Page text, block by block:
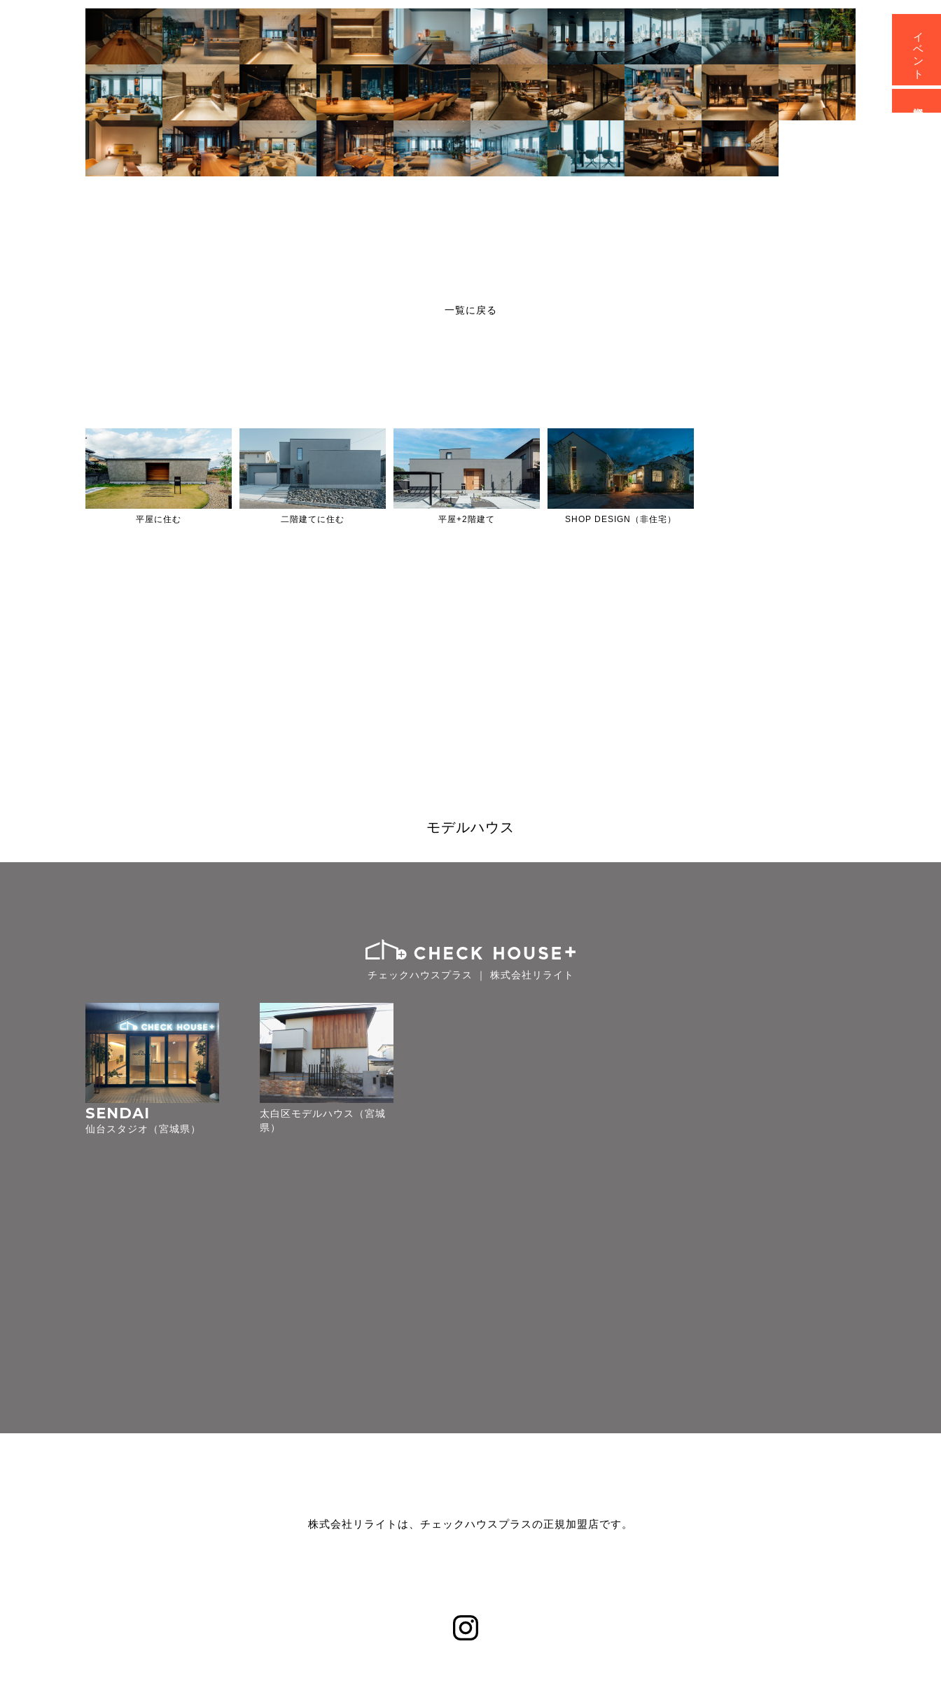
一覧に戻る
平屋に住む 二階建てに住む 平屋+2階建て SHOP DESIGN（非住宅）
モデルハウス
チェックハウスプラス ｜ 株式会社リライト
SENDAI
仙台スタジオ（宮城県）
太白区モデルハウス（宮城
県）
株式会社リライトは、チェックハウスプラスの正規加盟店です。
イベント